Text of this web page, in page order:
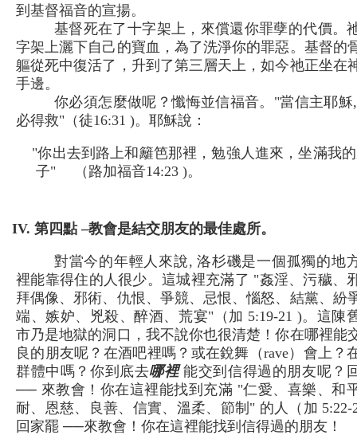
到基督福音的宣揚。
基督死在了十字架上，來償還你罪孽的代價。
字架上灑下自己的寶血，為了洗淨你的罪惡。基督的
軀從死中復活了，升到了第三層天上，如今祂正坐在
手邊。
你必須怎麼做呢？懺悔並信福音。"當信主耶
必得救"（徒16:31 )。耶穌說：
"你出去到路上和籬笆那裡，勉強人進來，坐滿我
子" （路加福音14:23 )。
IV. 第四點 –教會是結交朋友的最佳處所。
對當今的年輕人來說, 洛杉磯是一個孤獨的地
裡能靠得住的人很少。這城裡充滿了 "姦淫、污穢、
拜偶像、邪術、仇恨、爭競、忌恨、惱怒、結黨、紛
端、嫉妒、兇殺、醉酒、荒宴"（加 5:19-21 )。這陳
市乃是地獄的洞口，我不說你也很清楚！你在哪裡能
良的朋友呢？在酒吧裡嗎？或在銳舞（rave）會上？
群體中嗎？你到底去哪裡能交到信得過的朋友呢？
── 來教會！你在這裡能找到充滿 "仁愛、喜樂、和
耐、恩慈、良善、信實、溫柔、節制" 的人（加 5:22-
回家罷 ──來教會！你在這裡能找到信得過的朋友！